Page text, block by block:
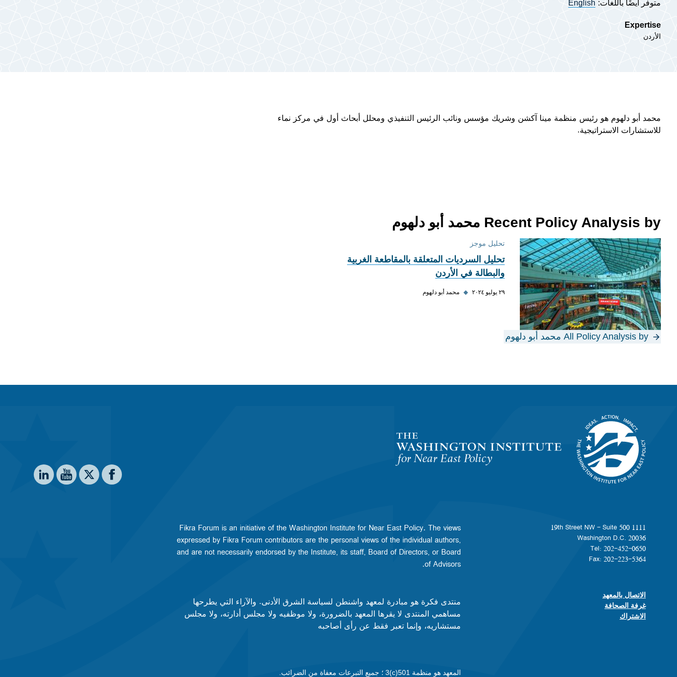
متوفر أيضًا باللغات: English
Expertise
الأردن
محمد أبو دلهوم هو رئيس منظمة مينا آكشن وشريك مؤسس ونائب الرئيس التنفيذي ومحلل أبحاث أول في مركز نماء
للاستشارات الاستراتيجية.
Recent Policy Analysis by محمد أبو دلهوم
تحليل موجز
تحليل السرديات المتعلقة بالمقاطعة الغربية
والبطالة في الأردن
٢٩ يوليو ٢٠٢٤ ◆ محمد أبو دلهوم
All Policy Analysis by محمد أبو دلهوم
Homepage
1111 19th Street NW - Suite 500
Washington D.C. 20036
Tel: 202-452-0650
Fax: 202-223-5364
Footer contact links
الاتصال بالمعهد
غرفة الصحافة
الاشتراك
Fikra Forum is an initiative of the Washington Institute for Near East Policy. The views
expressed by Fikra Forum contributors are the personal views of the individual authors,
and are not necessarily endorsed by the Institute, its staff, Board of Directors, or Board
of Advisors.​​
منتدى فكرة هو مبادرة لمعهد واشنطن لسياسة الشرق الأدنى. والآراء التي يطرحها
مساهمي المنتدى لا يقرها المعهد بالضرورة، ولا موظفيه ولا مجلس أدارته، ولا مجلس
مستشاريه، وإنما تعبر فقط عن رأى أصاحبه
المعهد هو منظمة 501(c)3 ؛ جميع التبرعات معفاة من الضرائب.
Social media
Institute on Facebook
Institute on X
on YouTube
on LinkedIn